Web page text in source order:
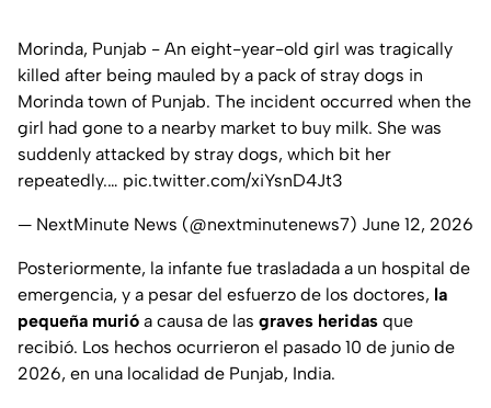
Morinda, Punjab - An eight-year-old girl was tragically
killed after being mauled by a pack of stray dogs in
Morinda town of Punjab. The incident occurred when the
girl had gone to a nearby market to buy milk. She was
suddenly attacked by stray dogs, which bit her
repeatedly.… pic.twitter.com/xiYsnD4Jt3
— NextMinute News (@nextminutenews7) June 12, 2026
Posteriormente, la infante fue trasladada a un hospital de
emergencia, y a pesar del esfuerzo de los doctores, la
pequeña murió a causa de las graves heridas que
recibió. Los hechos ocurrieron el pasado 10 de junio de
2026, en una localidad de Punjab, India.